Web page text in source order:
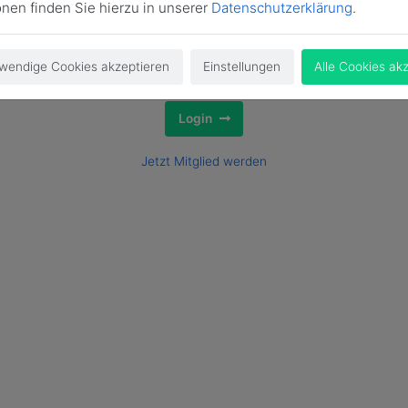
Login
Jetzt Mitglied werden
finden Sie hierzu in unserer Datenschutzerklärung.
Cookies akzeptieren Einstellungen Alle Cookies